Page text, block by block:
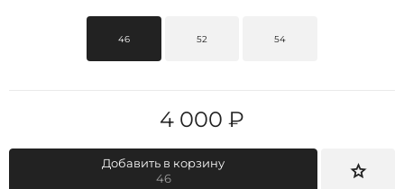
46 52 54
4 000 ₽
Добавить в корзину
46